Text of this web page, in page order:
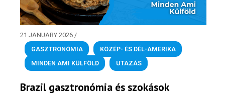
21 JANUARY 2026 /
GASZTRONÓMIA
, KÖZÉP- ÉS DÉL-AMERIKA
MINDEN AMI KÜLFÖLD
, UTAZÁS
Brazil gasztronómia és szokások